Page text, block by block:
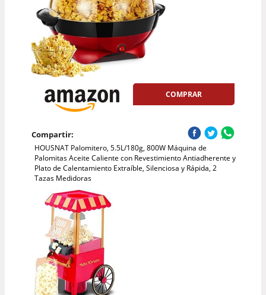
COMPRAR
Compartir:
HOUSNAT Palomitero, 5.5L/180g, 800W Máquina de
Palomitas Aceite Caliente con Revestimiento Antiadherente y
Plato de Calentamiento Extraíble, Silenciosa y Rápida, 2
Tazas Medidoras